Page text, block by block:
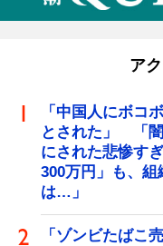
ア
「中国人にボコ
とされた」 「
にされた悲惨す
300万円」も、
は…」
「ゾンビたばこ